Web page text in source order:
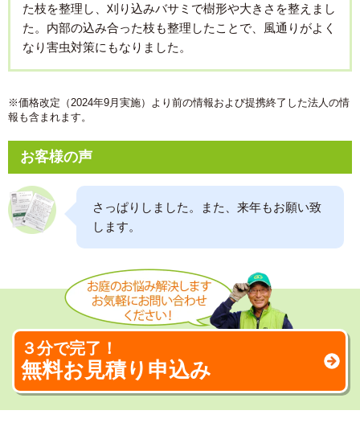
た枝を整理し、刈り込みバサミで樹形や大きさを整えまし
た。内部の込み合った枝も整理したことで、風通りがよく
なり害虫対策にもなりました。
※価格改定（2024年9月実施）より前の情報および提携終了した法人の情
報も含まれます。
お客様の声
さっぱりしました。また、来年もお願い致
します。
３分で完了！
無料お見積り申込み